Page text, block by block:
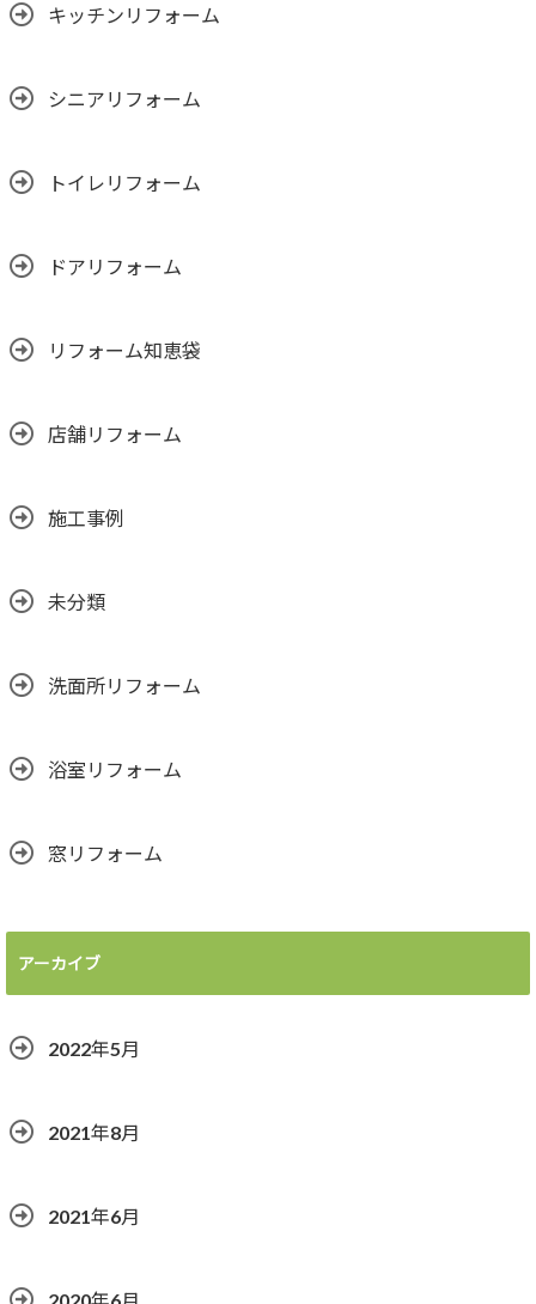
キッチンリフォーム
シニアリフォーム
トイレリフォーム
ドアリフォーム
リフォーム知恵袋
店舗リフォーム
施工事例
未分類
洗面所リフォーム
浴室リフォーム
窓リフォーム
アーカイブ
2022年5月
2021年8月
2021年6月